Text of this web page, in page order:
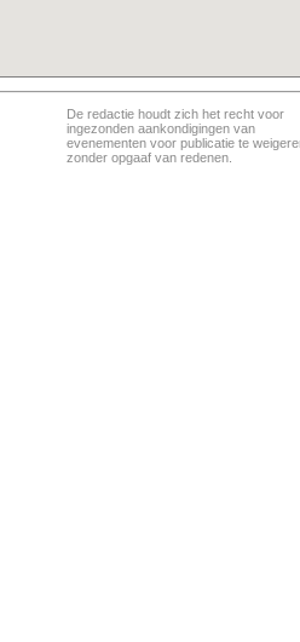
De redactie houdt zich het recht voor
ingezonden aankondigingen van
evenementen voor publicatie te
zonder opgaaf van redenen.